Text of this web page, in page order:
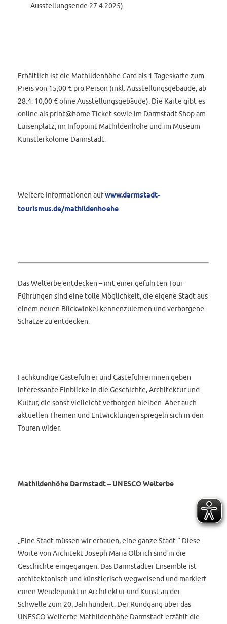
Ausstellungsende 27.4.2025)
Erhältlich ist die Mathildenhöhe Card als 1-Tageskarte zum
Preis von 15,00 € pro Person (inkl. Ausstellungsgebäude, ab
28.4. 10,00 € ohne Ausstellungsgebäude). Die Karte gibt es
online als print@home Ticket sowie im Darmstadt Shop am
Luisenplatz, im Infopoint Mathildenhöhe und im Museum
Künstlerkolonie Darmstadt.
Weitere Informationen aufwww.darmstadt-
tourismus.de/mathildenhoehe
Das Welterbe entdecken – mit einer geführten Tour
Führungen sind eine tolle Möglichkeit, die eigene Stadt aus
einem neuen Blickwinkel kennenzulernen und verborgene
Schätze zu entdecken.
Fachkundige Gästeführer und Gästeführerinnen geben
interessante Einblicke in die Geschichte, Architektur und
Kultur, die sonst vielleicht verborgen bleiben. Aber auch
aktuellen Themen und Entwicklungen spiegeln sich in den
Touren wider.
Mathildenhöhe Darmstadt – UNESCO Welterbe
„Eine Stadt müssen wir erbauen, eine ganze Stadt.“ Diese
Worte von Architekt Joseph Maria Olbrich sind in die
Geschichte eingegangen. Das Darmstädter Ensemble ist
architektonisch und künstlerisch wegweisend und markiert
einen Wendepunkt in Architektur und Kunst an der
Schwelle zum 20. Jahrhundert. Der Rundgang über das
UNESCO Welterbe Mathildenhöhe Darmstadt erzählt die